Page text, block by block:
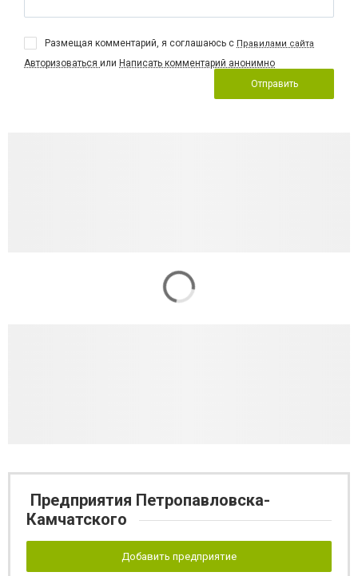
Размещая комментарий, я соглашаюсь с Правилами сайта
Авторизоваться или Написать комментарий анонимно
Отправить
Предприятия Петропавловска-
Камчатского
Добавить предприятие